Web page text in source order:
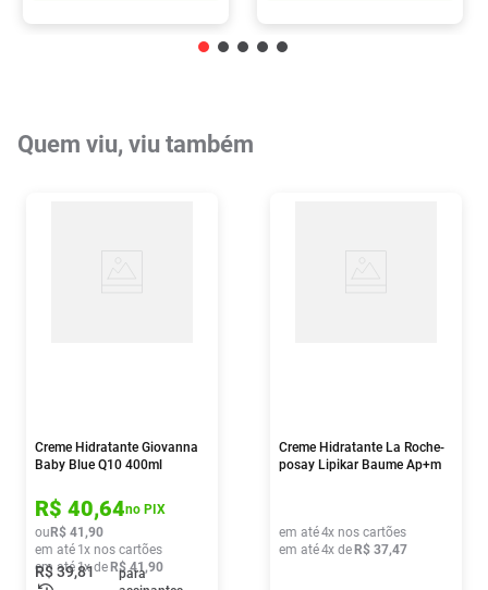
Quem viu, viu também
Creme Hidratante Giovanna
Baby Blue Q10 400ml
R$ 40,64no PIX
ou R$ 41 ,90
em até 1x nos cartões
em até 1x de R$ 41,90
R$39,81
para
Creme Hidratante La Roche-
posay Lipikar Baume Ap+m
em até4x nos cartões
em até4x de R$ 37,47